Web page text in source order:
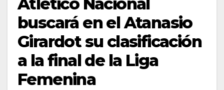
buscará en el Atanasio
Girardot su clasificación
a la final de la Liga
Femenina